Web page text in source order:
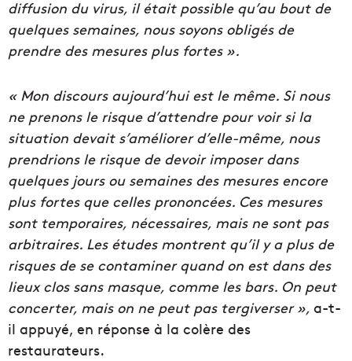
diffusion du virus, il était possible qu’au bout de
quelques semaines, nous soyons obligés de
prendre des mesures plus fortes ».
« Mon discours aujourd’hui est le même. Si nous
ne prenons le risque d’attendre pour voir si la
situation devait s’améliorer d’elle-même, nous
prendrions le risque de devoir imposer dans
quelques jours ou semaines des mesures encore
plus fortes que celles prononcées. Ces mesures
sont temporaires, nécessaires, mais ne sont pas
arbitraires. Les études montrent qu’il y a plus de
risques de se contaminer quand on est dans des
lieux clos sans masque, comme les bars. On peut
concerter, mais on ne peut pas tergiverser», a-t-
il appuyé, en réponse à la colère des
restaurateurs.